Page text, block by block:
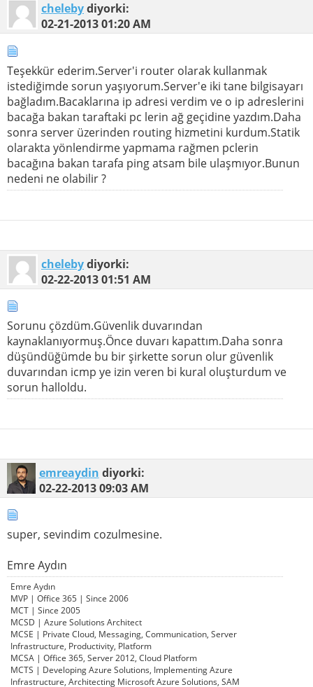
chelebydiyorki:
02-21-201301:20 AM
Teşekkür ederim.Server'i router olarak kullanmak
istediğimde sorun yaşıyorum.Server'e iki tane bilgisayarı
bağladım.Bacaklarına ip adresi verdim ve o ip adreslerini
bacağa bakan taraftaki pc lerin ağ geçidine yazdım.Daha
sonra server üzerinden routing hizmetini kurdum.Statik
olarakta yönlendirme yapmama rağmen pclerin
bacağına bakan tarafa ping atsam bile ulaşmıyor.Bunun
nedeni ne olabilir ?
chelebydiyorki:
02-22-201301:51 AM
Sorunu çözdüm.Güvenlik duvarından
kaynaklanıyormuş.Önce duvarı kapattım.Daha sonra
düşündüğümde bu bir şirkette sorun olur güvenlik
duvarından icmp ye izin veren bi kural oluşturdum ve
sorun halloldu.
emreaydin diyorki:
02-22-201309:03 AM
super, sevindim cozulmesine.
Emre Aydın
Emre Aydın
MVP | Office 365 | Since 2006
MCT | Since 2005
MCSD | Azure Solutions Architect
MCSE | Private Cloud, Messaging, Communication, Server
Infrastructure, Productivity, Platform
MCSA | Office 365, Server 2012, Cloud Platform
MCTS | Developing Azure Solutions, Implementing Azure
Infrastructure, Architecting Microsoft Azure Solutions, SAM